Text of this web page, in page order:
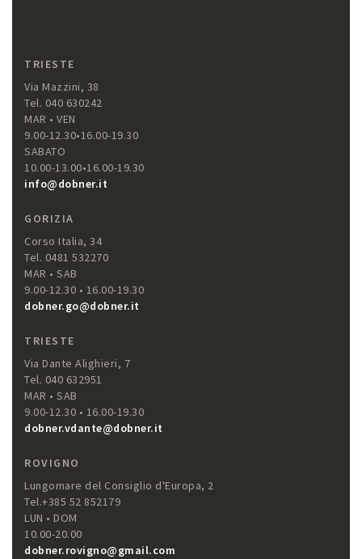
TRIESTE
Via Mazzini, 38
Tel. 040 630242
MAR • VEN
9.00-12.30•16.00-19.30
SABATO
10.00-13.00•16.00-19.30
info@dobner.it
GORIZIA
Corso Italia, 34
Tel. 0481 532270
MAR • SAB
9.00-12.30 • 16.00-19.30
dobner.go@dobner.it
TRIESTE
Via Dante Alighieri, 7
Tel. 040 632951
MAR • SAB
9.00-12.30 • 16.00-19.30
dobner.vdante@dobner.it
ROVIGNO
Lungomare del Consiglio d'Europa, 2
Tel.+385 52 852179
LUN • DOM
10.00-20.00
dobner.rovigno@gmail.com